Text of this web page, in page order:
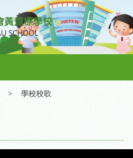
> 學校校歌